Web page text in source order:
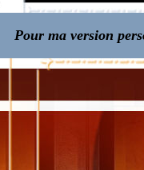
Pour ma version